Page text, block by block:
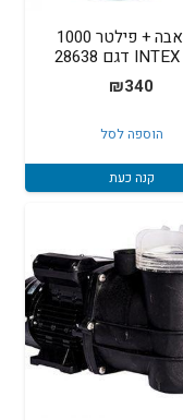
משאבה + פילטר 1000
₪340
הוספה לסל
קנה כעת